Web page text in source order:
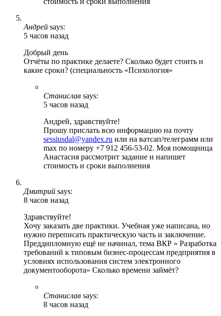
Андрей says:
5 часов назад
Добрый день
Отчёты по практике делаете? Сколько будет стоить и
какие сроки? (специальность «Психология»
Станислав says:
5 часов назад
Андрей, здравствуйте!
Прошу прислать всю информацию на почту
sessiusdal@yandex.ru или на ватсап/телеграмм или
max по номеру +7 912 456-53-02. Моя помощница
Анастасия рассмотрит задание и напишет
стоимость и сроки выполнения
Дмитрий says:
8 часов назад
Здравствуйте!
Хочу заказать две практики. Учебная уже написана, но
нужно переписать практическую часть и заключение.
Преддипломную ещё не начинал, тема ВКР » Разработка
требований к типовым бизнес-процессам предприятия в
условиях использования систем электронного
документооборота» Сколько времени займёт?
Станислав says:
8 часов назад